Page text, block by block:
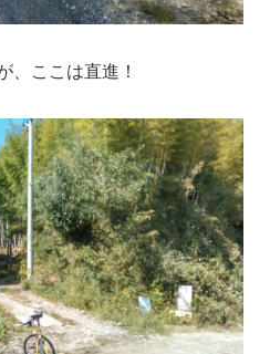
、ここは直進！